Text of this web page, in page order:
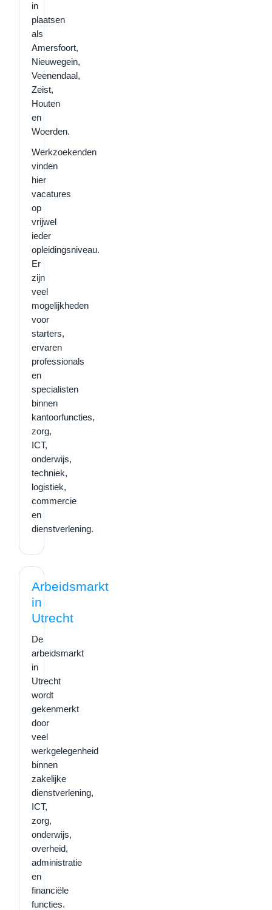
in
plaatsen
als
Amersfoort,
Nieuwegein,
Veenendaal,
Zeist,
Houten
en
Woerden.
Werkzoekenden
vinden
hier
vacatures
op
vrijwel
ieder
opleidingsniveau.
Er
zijn
veel
mogelijkheden
voor
starters,
ervaren
professionals
en
specialisten
binnen
kantoorfuncties,
zorg,
ICT,
onderwijs,
techniek,
logistiek,
commercie
en
dienstverlening.
Arbeidsmarkt
in
Utrecht
De
arbeidsmarkt
in
Utrecht
wordt
gekenmerkt
door
veel
werkgelegenheid
binnen
zakelijke
dienstverlening,
ICT,
zorg,
onderwijs,
overheid,
administratie
en
financiële
functies.